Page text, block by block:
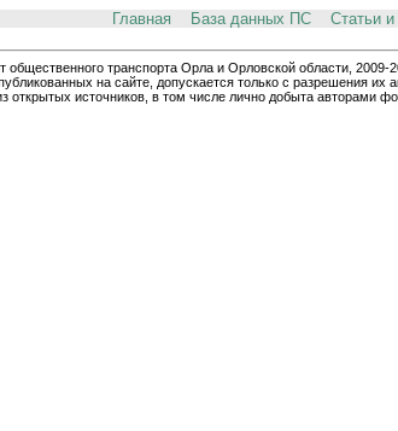
Главная База данных ПС Статьи
транспорта Орла и Орловской области, 2009-
на сайте, допускается только с разрешения их
источников, в том числе лично добыта авторами